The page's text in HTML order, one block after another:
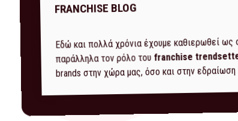
FRANCHISE BLOG
Εδώ και πολλά χρόνια έχουμε καθιερωθεί ως
παράλληλα τον ρόλο του franchise
brands στην χώρα μας, όσο και στην εδραίωση